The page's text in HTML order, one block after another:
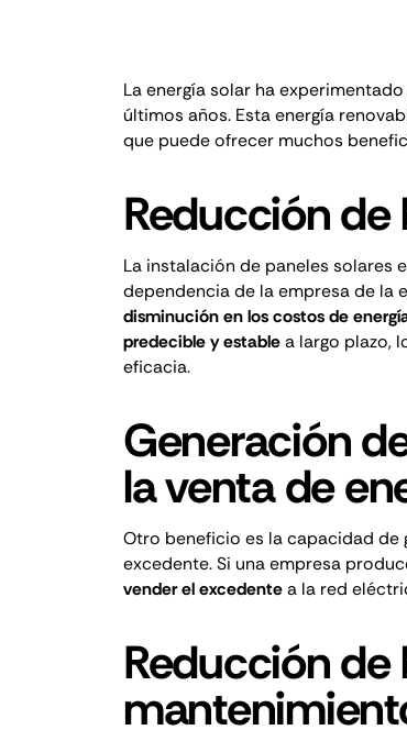
La energía solar ha
últimos años. Esta energía
que puede ofrecer muchos
Reducción de
La instalación de paneles solares
dependencia de la empresa de la
disminución en los costos de
predecible y establea largo plazo,
eficacia.
Generación
la venta de
Otro beneficio es la capacidad de
excedente. Si una empresa
vender el excedentea la red
Reducción de